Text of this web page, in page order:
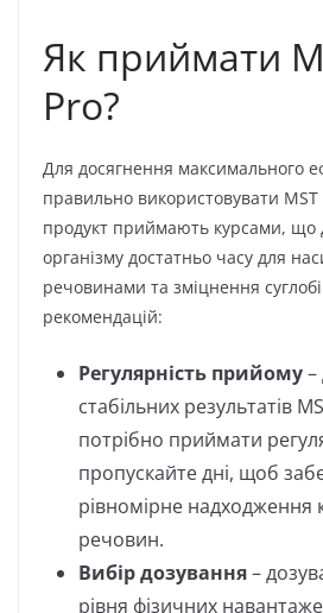
Як приймати
Pro?
Для досягнення максимального
правильно використовувати
продукт приймають курсами, що
організму достатньо часу для
речовинами та зміцнення
рекомендацій:
Регулярність прийому–
стабільних результатів
потрібно приймати
пропускайте дні, щоб
рівномірне надходження
речовин.
Вибір дозування–
рівня фізичних